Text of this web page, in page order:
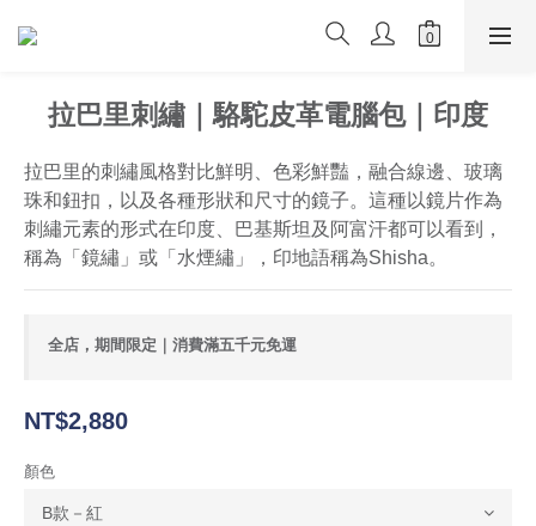
拉巴里刺繡｜駱駝皮革電腦包｜印度
拉巴里的刺繡風格對比鮮明、色彩鮮豔，融合線邊、玻璃
珠和鈕扣，以及各種形狀和尺寸的鏡子。這種以鏡片作為
刺繡元素的形式在印度、巴基斯坦及阿富汗都可以看到，
稱為「鏡繡」或「水煙繡」，印地語稱為Shisha。
全店，期間限定｜消費滿五千元免運
NT$2,880
顏色